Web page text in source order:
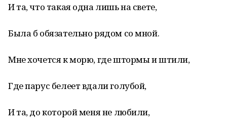
И та, что такая одна лишь на свете,
Была б обязательно рядом со мной.
Мне хочется к морю, где штормы и штили,
Где парус белеет вдали голубой,
И та, до которой меня не любили,